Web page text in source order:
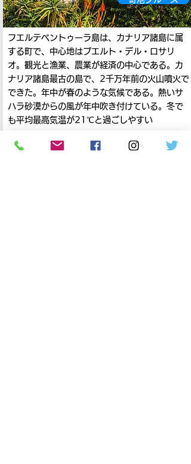
フエルテベントゥーラ島は、カナリア諸島に属
する町で、中心地はプエルト・デル・ロサリ
オ。観光と漁業、農業が経済の中心である。カ
ナリア諸島最古の島で、2千万年前の火山噴火で
できた。年中が春のような気候である。熱いサ
ハラ砂漠からの風が年中吹き付けている。冬で
も平均最高気温が21℃と過ごしやすい
ラ・ゴメラ島